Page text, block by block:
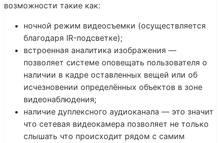
возможности такие как:
ночной режим видеосъемки (осуществляется
благодаря IR-подсветке);
встроенная аналитика изображения —
позволяет системе оповещать пользователя о
наличии в кадре оставленных вещей или об
исчезновении определённых объектов в зоне
видеонаблюдения;
наличие дуплексного аудиоканала — это значит
что сетевая видеокамера позволяет не только
слышать что происходит рядом с самим